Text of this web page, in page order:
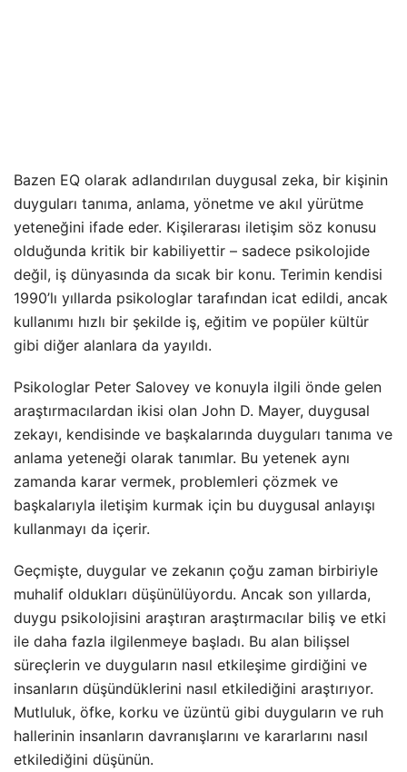
Bazen EQ olarak adlandırılan duygusal zeka, bir kişinin
duyguları tanıma, anlama, yönetme ve akıl yürütme
yeteneğini ifade eder. Kişilerarası iletişim söz konusu
olduğunda kritik bir kabiliyettir – sadece psikolojide
değil, iş dünyasında da sıcak bir konu. Terimin kendisi
1990’lı yıllarda psikologlar tarafından icat edildi, ancak
kullanımı hızlı bir şekilde iş, eğitim ve popüler kültür
gibi diğer alanlara da yayıldı.
Psikologlar Peter Salovey ve konuyla ilgili önde gelen
araştırmacılardan ikisi olan John D. Mayer, duygusal
zekayı, kendisinde ve başkalarında duyguları tanıma ve
anlama yeteneği olarak tanımlar. Bu yetenek aynı
zamanda karar vermek, problemleri çözmek ve
başkalarıyla iletişim kurmak için bu duygusal anlayışı
kullanmayı da içerir.
Geçmişte, duygular ve zekanın çoğu zaman birbiriyle
muhalif oldukları düşünülüyordu. Ancak son yıllarda,
duygu psikolojisini araştıran araştırmacılar biliş ve etki
ile daha fazla ilgilenmeye başladı. Bu alan bilişsel
süreçlerin ve duyguların nasıl etkileşime girdiğini ve
insanların düşündüklerini nasıl etkilediğini araştırıyor.
Mutluluk, öfke, korku ve üzüntü gibi duyguların ve ruh
hallerinin insanların davranışlarını ve kararlarını nasıl
etkilediğini düşünün.